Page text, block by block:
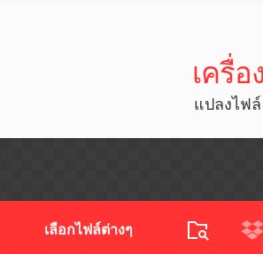
เครื่
แปลงไฟ
เลือกไฟล์ต่างๆ​